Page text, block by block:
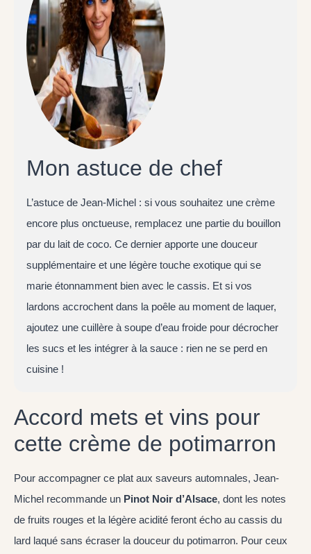
Mon astuce de chef
L’astuce de Jean-Michel : si vous souhaitez une crème
encore plus onctueuse, remplacez une partie du bouillon
par du lait de coco. Ce dernier apporte une douceur
supplémentaire et une légère touche exotique qui se
marie étonnamment bien avec le cassis. Et si vos
lardons accrochent dans la poêle au moment de laquer,
ajoutez une cuillère à soupe d’eau froide pour décrocher
les sucs et les intégrer à la sauce : rien ne se perd en
cuisine !
Accord mets et vins pour
cette crème de potimarron
Pour accompagner ce plat aux saveurs automnales, Jean-
Michel recommande un Pinot Noir d’Alsace, dont les notes
de fruits rouges et la légère acidité feront écho au cassis du
lard laqué sans écraser la douceur du potimarron. Pour ceux